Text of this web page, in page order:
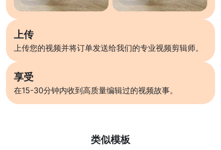
上传
上传您的视频并将订单发送给我们的专业视频剪辑师。
享受
在15-30分钟内收到高质量编辑过的视频故事。
类似模板
了解更多